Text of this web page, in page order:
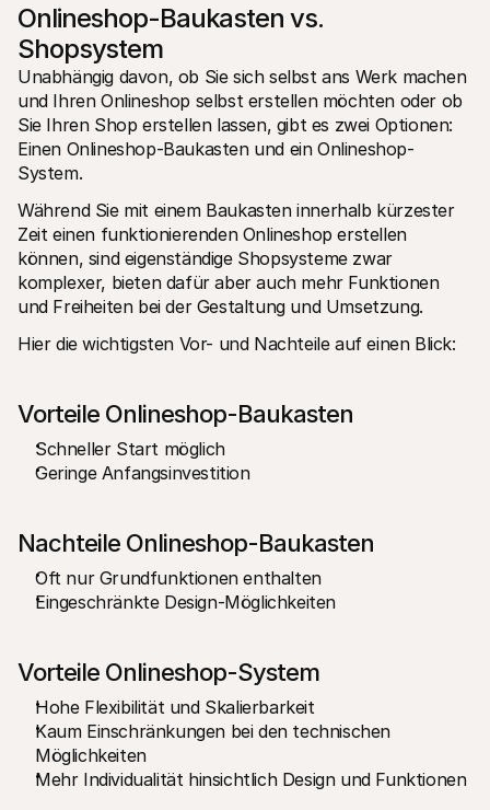
Onlineshop-Baukasten vs.
Shopsystem
Unabhängig davon, ob Sie sich selbst ans Werk machen
und Ihren Onlineshop selbst erstellen möchten oder ob
Sie Ihren Shop erstellen lassen, gibt es zwei Optionen:
Einen Onlineshop-Baukasten und ein Onlineshop-
System.
Während Sie mit einem Baukasten innerhalb kürzester
Zeit einen funktionierenden Onlineshop erstellen
können, sind eigenständige Shopsysteme zwar
komplexer, bieten dafür aber auch mehr Funktionen
und Freiheiten bei der Gestaltung und Umsetzung.
Hier die wichtigsten Vor- und Nachteile auf einen Blick:
Vorteile Onlineshop-Baukasten
Schneller Start möglich
Geringe Anfangsinvestition
Nachteile Onlineshop-Baukasten
Oft nur Grundfunktionen enthalten
Eingeschränkte Design-Möglichkeiten
Vorteile Onlineshop-System
Hohe Flexibilität und Skalierbarkeit
Kaum Einschränkungen bei den technischen
Möglichkeiten
Mehr Individualität hinsichtlich Design und Funktionen